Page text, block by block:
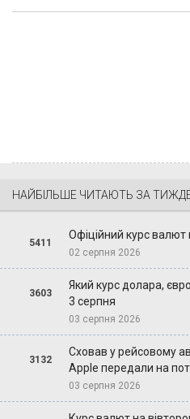
НАЙБІЛЬШЕ ЧИТАЮТЬ ЗА
5411
Офіційний курс валют
02 серпня 2026
3603
Який курс долара,
3 серпня
03 серпня 2026
3132
Сховав у рейсовому
Apple передали на
03 серпня 2026